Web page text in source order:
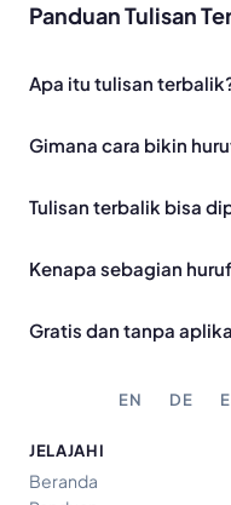
Panduan Tulisan
Apa itu tulisan
Gimana cara bikin
Tulisan terbalik bisa
Kenapa sebagian
Gratis dan tanpa
EN DE
JELAJAHI
Beranda